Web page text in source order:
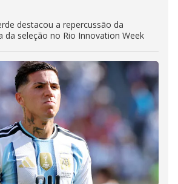
destacou a repercussão da
da seleção no Rio Innovation Week